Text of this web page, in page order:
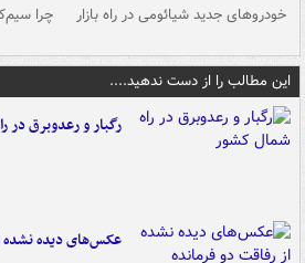
خودروهای جدید شیائومی در راه بازار چرا
این مطالب را از دست ندهید....
رگبار و رعدوبرق در
عکس‌های دیده نشده